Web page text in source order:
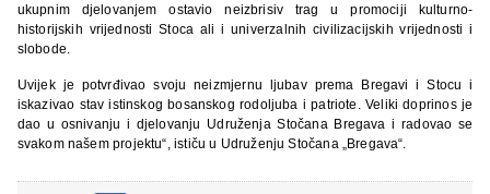
ukupnim djelovanjem ostavio neizbrisiv trag u promociji kulturno-
historijskih vrijednosti Stoca ali i univerzalnih civilizacijskih vrijednosti i
slobode.
Uvijek je potvrđivao svoju neizmjernu ljubav prema Bregavi i Stocu i
iskazivao stav istinskog bosanskog rodoljuba i patriote. Veliki doprinos je
dao u osnivanju i djelovanju Udruženja Stočana Bregava i radovao se
svakom našem projektu“, ističu u Udruženju Stočana „Bregava“.